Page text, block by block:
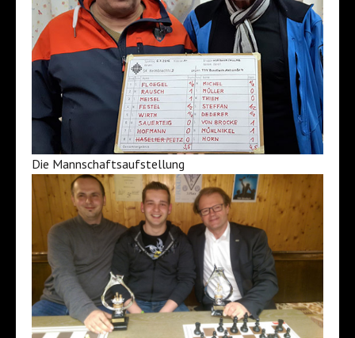
Die Mannschaftsaufstellung